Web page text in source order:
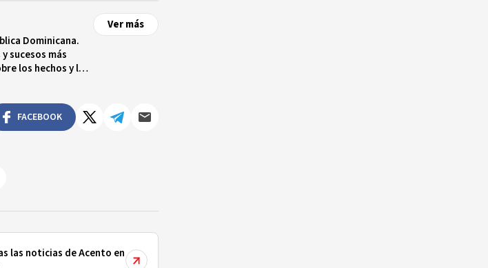
Dominicana.
sucesos más
los hechos y los
Ver más
FACEBOOK
las noticias de Acento en